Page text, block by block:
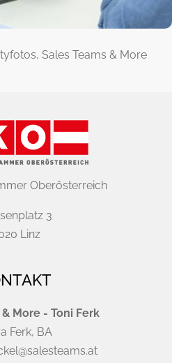
Sales Teams & More
Oberösterreich
3
Linz
More - Toni Ferk
Ferk, BA